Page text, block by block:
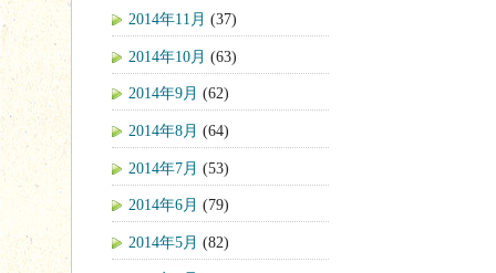
2014年11月 (37)
2014年10月 (63)
2014年9月 (62)
2014年8月 (64)
2014年7月 (53)
2014年6月 (79)
2014年5月 (82)